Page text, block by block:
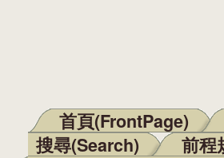
Main menu
首頁(FrontPage)
搜尋(Search)
前程